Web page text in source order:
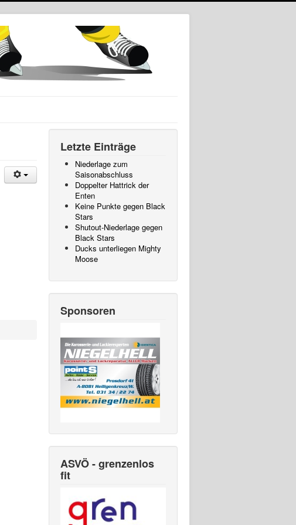
Letzte Einträge
Niederlage zum
Saisonabschluss
Doppelter Hattrick der
Enten
Keine Punkte gegen Black
Stars
Shutout-Niederlage gegen
Black Stars
Ducks unterliegen Mighty
Moose
Sponsoren
ASVÖ - grenzenlos
fit